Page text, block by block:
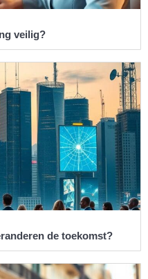
veilig?
de toekomst?